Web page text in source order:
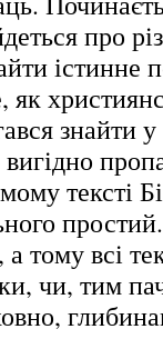
про
істинне
як
знайти
тексті
тому всі
чи, тим